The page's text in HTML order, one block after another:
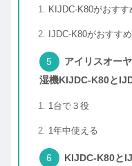
KIJDC-K80がおすす
IJDC-K80がおすす
アイリスオー
湿機KIJDC-K80と
1台で３役
1年中使える
KIJDC-K80と